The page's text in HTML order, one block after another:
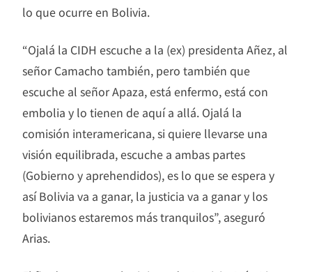
lo que ocurre en Bolivia.
“Ojalá la CIDH escuche a la (ex) presidenta Añez, al
señor Camacho también, pero también que
escuche al señor Apaza, está enfermo, está con
embolia y lo tienen de aquí a allá. Ojalá la
comisión interamericana, si quiere llevarse una
visión equilibrada, escuche a ambas partes
(Gobierno y aprehendidos), es lo que se espera y
así Bolivia va a ganar, la justicia va a ganar y los
bolivianos estaremos más tranquilos”, aseguró
Arias.